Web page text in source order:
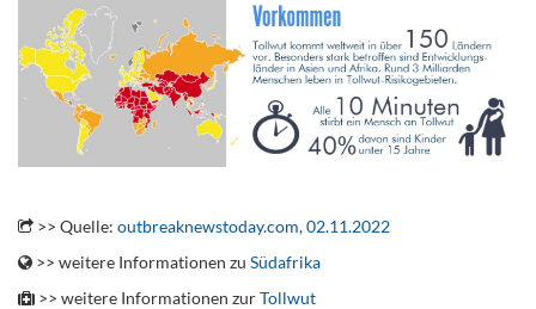
>> Quelle: outbreaknewstoday.com, 02.11.2022
>> weitere Informationen zu Südafrika
>> weitere Informationen zurTollwut